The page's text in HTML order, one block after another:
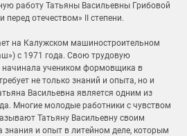
работу Татьяны Васильевны Грибовой
перед отечеством» II степени.
на Калужском машиностроительном
с 1971 года. Свою трудовую
начинала учеником формовщика в
не только знаний и опыта, но и
Васильевна является одним из
Многие молодые работники с чувством
Татьяну Васильевну своим
знания и опыт в литейном деле, которым